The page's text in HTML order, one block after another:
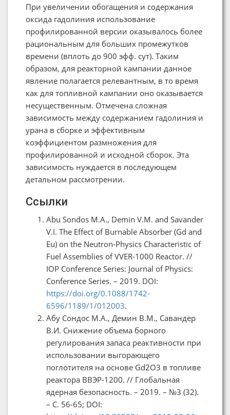
При увеличении обогащения и содержания
оксида гадолиния использование
профилированной версии оказывалось более
рациональным для больших промежутков
времени (вплоть до 900 эфф. сут). Таким
образом, для реакторной кампании данное
явление полагается релевантным, в то время
как для топливной кампании оно оказывается
несущественным. Отмечена сложная
зависимость между содержанием гадолиния и
урана в сборке и эффективным
коэффициентом размножения для
профилированной и исходной сборок. Эта
зависимость нуждается в последующем
детальном рассмотрении.
Ссылки
Abu Sondos M.A., Demin V.M. and Savander
V.I. The Effect of Burnable Absorber (Gd and
Eu) on the Neutron-Physics Characteristic of
Fuel Assemblies of VVER-1000 Reactor. //
IOP Conference Series: Journal of Physics:
Conference Series. – 2019. DOI:
https://doi.org/0.1088/1742-
6596/1189/1/012003.
Абу Сондос М.А., Демин В.М., Савандер
В.И. Снижение объема борного
регулирования запаса реактивности при
использовании выгорающего
поглотителя на основе Gd2O3 в топливе
реактора ВВЭР-1200. // Глобальная
ядерная безопасность. – 2019. – №3 (32).
– С. 56-65; DOI: